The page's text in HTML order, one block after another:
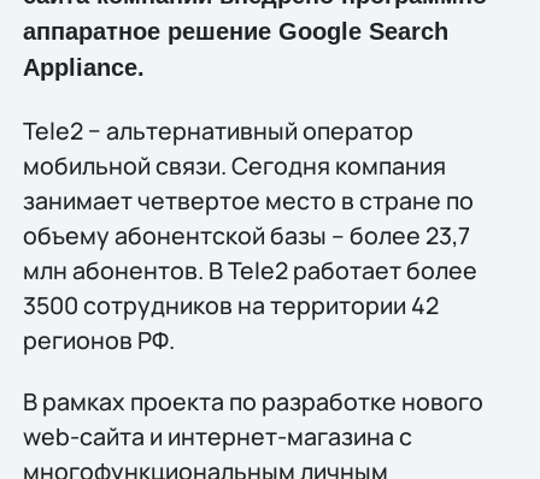
аппаратное решение Google Search
Appliance.
Tele2 − альтернативный оператор
мобильной связи. Сегодня компания
занимает четвертое место в стране по
объему абонентской базы – более 23,7
млн абонентов. В Tele2 работает более
3500 сотрудников на территории 42
регионов РФ.
В рамках проекта по разработке нового
web-сайта и интернет-магазина с
многофункциональным личным